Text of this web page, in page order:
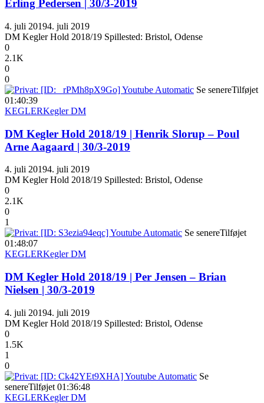
Erling Pedersen | 30/3-2019
4. juli 20194. juli 2019
DM Kegler Hold 2018/19 Spillested: Bristol, Odense
0
2.1K
0
0
Se senereTilføjet
01:40:39
KEGLERKegler DM
DM Kegler Hold 2018/19 | Henrik Slorup – Poul
Arne Aagaard | 30/3-2019
4. juli 20194. juli 2019
DM Kegler Hold 2018/19 Spillested: Bristol, Odense
0
2.1K
0
1
Se senereTilføjet
01:48:07
KEGLERKegler DM
DM Kegler Hold 2018/19 | Per Jensen – Brian
Nielsen | 30/3-2019
4. juli 20194. juli 2019
DM Kegler Hold 2018/19 Spillested: Bristol, Odense
0
1.5K
1
0
Se
senereTilføjet 01:36:48
KEGLERKegler DM